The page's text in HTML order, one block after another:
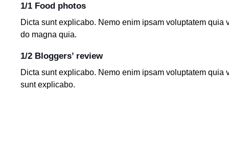
1/1 Food photos
Dicta sunt explicabo. Nemo enim ipsam voluptatem
do magna quia.
1/2 Bloggers’ review
Dicta sunt explicabo. Nemo enim ipsam voluptatem
sunt explicabo.